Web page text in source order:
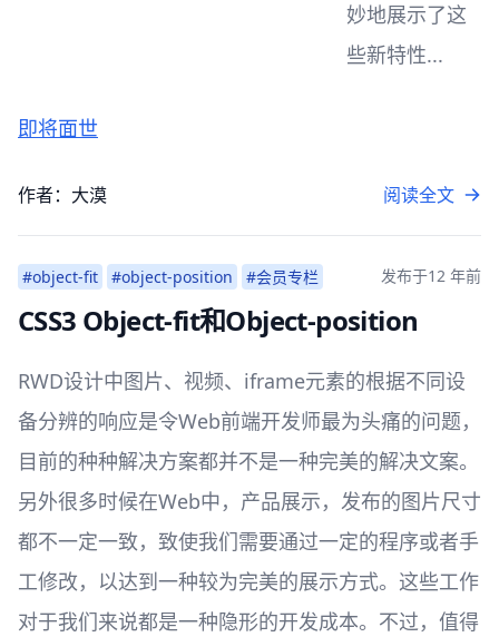
妙地展示了这
些新特性...
即将面世
作者：大漠 阅读全文
#object-fit #object-position #会员专栏 发布于12 年前
CSS3 Object-fit和Object-position
RWD设计中图片、视频、iframe元素的根据不同设
备分辨的响应是令Web前端开发师最为头痛的问题，
目前的种种解决方案都并不是一种完美的解决文案。
另外很多时候在Web中，产品展示，发布的图片尺寸
都不一定一致，致使我们需要通过一定的程序或者手
工修改，以达到一种较为完美的展示方式。这些工作
对于我们来说都是一种隐形的开发成本。不过，值得